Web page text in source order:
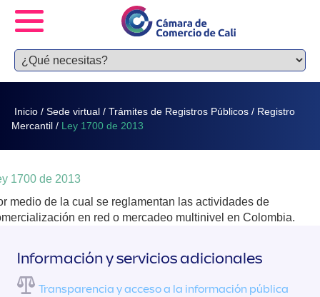
Inicio / Sede virtual / Trámites de Registros Públicos / Registro
Mercantil / Ley 1700 de 2013
1700 de 2013
medio de la cual se reglamentan las actividades de
en red o mercadeo multinivel en Colombia.
Información y servicios adicionales
Transparencia y acceso a la información pública